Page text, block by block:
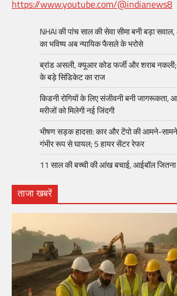
https://www.youtube.com/@indianews8
NHAI की पांच साल की सेवा सीमा बनी बड़ा
का भविष्य अब न्यायिक फैसले के भरोसे
ब्रांड असली, क्यूआर कोड फर्जी और शराब
के बड़े सिंडिकेट का राज
किडनी रोगियों के लिए संजीवनी बनी जागरूकता,
मरीजों को मिलेगी नई जिंदगी
भीषण सड़क हादसा: कार और टेंपो की आमने-सामने
गंभीर रूप से घायल; 5 हायर सेंटर रेफर​
11 साल की बच्ची की आंख बचाई, आईबॉल जितना
ताजा खबरें